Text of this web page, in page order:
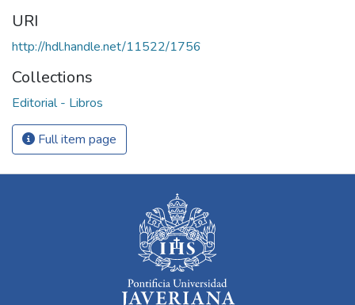
URI
http://hdl.handle.net/11522/1756
Collections
Editorial - Libros
Full item page